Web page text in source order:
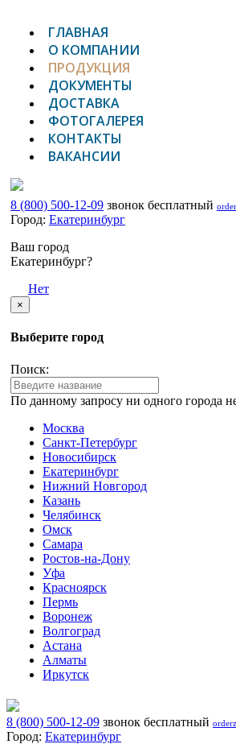
ГЛАВНАЯ
О КОМПАНИИ
ПРОДУКЦИЯ
ДОКУМЕНТЫ
ДОСТАВКА
ФОТОГАЛЕРЕЯ
КОНТАКТЫ
ВАКАНСИИ
8 (800) 500-12-09 звонок бесплатный
Город: Екатеринбург
Ваш город
Екатеринбург?
Нет
×
Выберите город
Поиск:
По данному запросу ни одного города
Москва
Санкт-Петербург
Новосибирск
Екатеринбург
Нижний Новгород
Казань
Челябинск
Омск
Самара
Ростов-на-Дону
Уфа
Красноярск
Пермь
Воронеж
Волгоград
Астана
Алматы
Иркутск
8 (800) 500-12-09 звонок бесплатный
Город: Екатеринбург